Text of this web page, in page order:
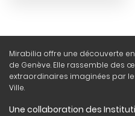
Mirabilia offre une découverte
de Genève. Elle rassemble des
extraordinaires imaginées par
Ville.
Une collaboration des